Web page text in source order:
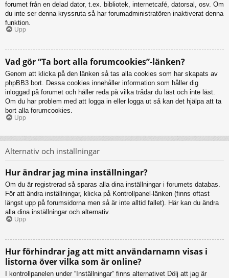
forumet från en delad dator, t.ex. bibliotek, internetcafé, datorsal, osv. Om
du inte ser denna kryssruta så har forumadministratören inaktiverat denna
funktion.
Upp
Vad gör “Ta bort alla forumcookies”-länken?
Genom att klicka på den länken så tas alla cookies som har skapats av
phpBB3 bort. Dessa cookies innehåller information som håller dig
inloggad på forumet och håller reda på vilka trådar du läst och inte läst.
Om du har problem med att logga in eller logga ut så kan det hjälpa att ta
bort alla forumcookies.
Upp
Alternativ och inställningar
Hur ändrar jag mina inställningar?
Om du är registrerad så sparas alla dina inställningar i forumets databas.
För att ändra inställningar, klicka på Kontrollpanel-länken (finns oftast
längst upp på forumsidorna men så är inte alltid fallet). Här kan du ändra
alla dina inställningar och alternativ.
Upp
Hur förhindrar jag att mitt användarnamn visas i
listorna över vilka som är online?
I kontrollpanelen under “Inställningar” finns alternativet Dölj att jag är